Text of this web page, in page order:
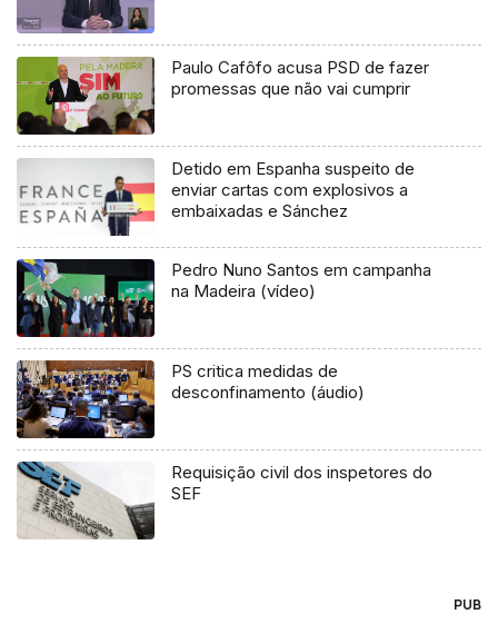
Paulo Cafôfo acusa PSD de fazer
promessas que não vai cumprir
Detido em Espanha suspeito de
enviar cartas com explosivos a
embaixadas e Sánchez
Pedro Nuno Santos em campanha
na Madeira (vídeo)
PS critica medidas de
desconfinamento (áudio)
Requisição civil dos inspetores do
SEF
PUB